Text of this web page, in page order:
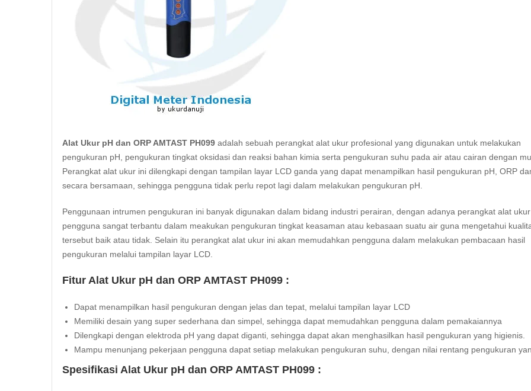
Alat Ukur pH dan ORP AMTAST PH099 adalah sebuah perangkat alat ukur profesional yang digunakan untuk melakukan
pengukuran pH, pengukuran tingkat oksidasi dan reaksi bahan kimia serta pengukuran suhu pada air atau cairan dengan
Perangkat alat ukur ini dilengkapi dengan tampilan layar LCD ganda yang dapat menampilkan hasil pengukuran pH, ORP
secara bersamaan, sehingga pengguna tidak perlu repot lagi dalam melakukan pengukuran pH.
Penggunaan intrumen pengukuran ini banyak digunakan dalam bidang industri perairan, dengan adanya perangkat alat
pengguna sangat terbantu dalam meakukan pengukuran tingkat keasaman atau kebasaan suatu air guna mengetahui
tersebut baik atau tidak. Selain itu perangkat alat ukur ini akan memudahkan pengguna dalam melakukan pembacaan hasil
pengukuran melalui tampilan layar LCD.
Fitur Alat Ukur pH dan ORP AMTAST PH099 :
Dapat menampilkan hasil pengukuran dengan jelas dan tepat, melalui tampilan layar LCD
Memiliki desain yang super sederhana dan simpel, sehingga dapat memudahkan pengguna dalam pemakaiannya
Dilengkapi dengan elektroda pH yang dapat diganti, sehingga dapat akan menghasilkan hasil pengukuran yang higienis.
Mampu menunjang pekerjaan pengguna dapat setiap melakukan pengukuran suhu, dengan nilai rentang pengukuran
Spesifikasi Alat Ukur pH dan ORP AMTAST PH099 :